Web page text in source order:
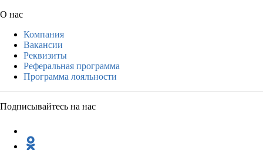
О нас
Компания
Вакансии
Реквизиты
Реферальная программа
Программа лояльности
Подписывайтесь на нас